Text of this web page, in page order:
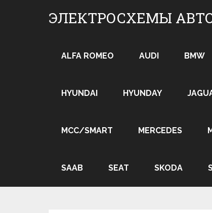
ЭЛЕКТРОСХЕМЫ
ALFA ROMEO AUDI BMW
HYUNDAI HYUNDAY
MCC/SMART MERCEDES
SAAB SEAT SKODA